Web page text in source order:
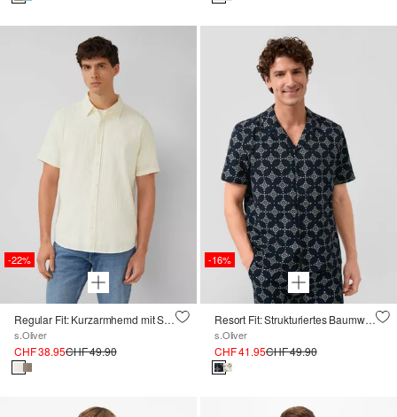
-22%
Regular Fit: Kurzarmhemd mit Strukturstreifen
s.Oliver
CHF 38.95CHF 49.90
-16%
Resort Fit: Strukturiertes Baumwollhemd mit All-over-Print
s.Oliver
CHF 41.95CHF 49.90